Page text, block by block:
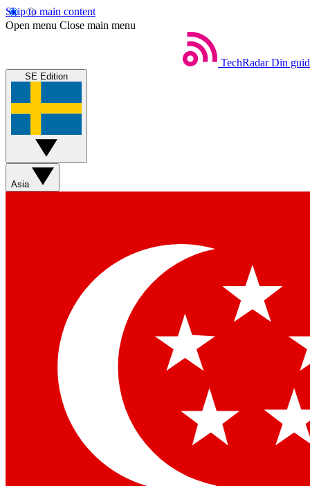
Skip to main content
Open menu Close main menu
TechRadar Din
SE Edition
Asia